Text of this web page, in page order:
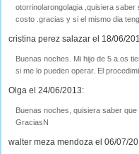
otorrinolarongolagia ,quisiera
costo .gracias y si el mismo dia
cristina perez salazar el 18/06/
Buenas noches. Mi hijo de 5 a.os
si me lo pueden operar. El
Olga el 24/06/2013:
Buenas noches, quisiera saber
GraciasN
walter meza mendoza el 06/07/